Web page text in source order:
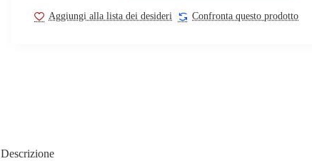
Aggiungi alla lista dei desideri Confronta questo prodotto
Descrizione